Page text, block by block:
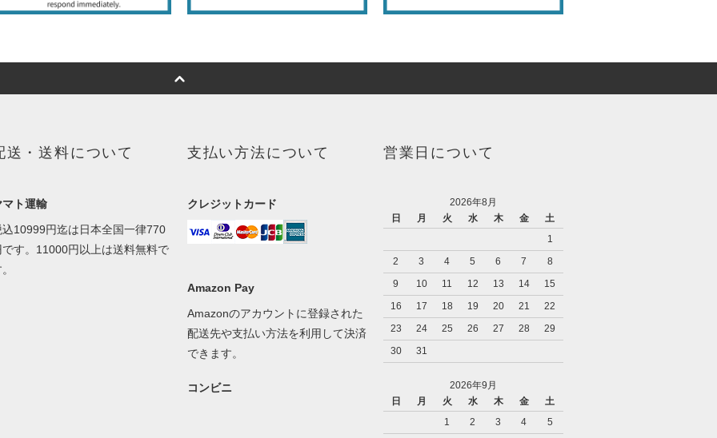
送・送料について
マト運輸
込10999円迄は日本全国一律770
です。11000円以上は送料無料で
支払い方法について
クレジットカード
Amazon Pay
Amazonのアカウントに登録された
配送先や支払い方法を利用して決済
できます。
コンビニ
営業日について
2026年8月
日
月 火 水 木 金
土
1
2
3 4 5 6 7
8
9
10 11 12 13 14
15
16
17 18 19 20 21
22
23
24 25 26 27 28
29
30
31
2026年9月
日
月 火 水 木 金
土
1
2 3 4
5